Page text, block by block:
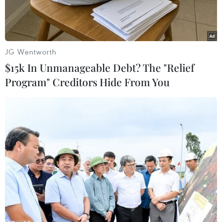
ôsin" này là ai và đã cóảnh hưởng thế nào đến
cuộc đời của vị cựu thống đốc bang California.
Theo hai trang tin RadarOnline và ABC News thì
giữa Schwarzenegger và vợ Maria Shriver có
tên là MildredPatricia Baena, với biệt danh
Bà Baena đã làm người giúp việc cho nhà
Schwarzenegger trong suốt 20 năm qua.
Cách đây 14 năm, "ôsin" này đã sinh hạ được
một bé trai. Vào tháng Giêng vừaqua, Baena đã
chấm dứt công việc phục vụ của mình tại nhà
cựu diễn viên "Kẻ hủydiệt."
JG Wentworth
$15k In Unmanageable Debt? The "Relief
Program" Creditors Hide From You